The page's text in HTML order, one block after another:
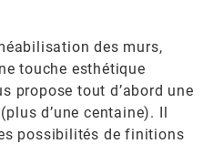
des murs,
touche esthétique
propose tout d’abord une
d’une centaine). Il
possibilités de finitions